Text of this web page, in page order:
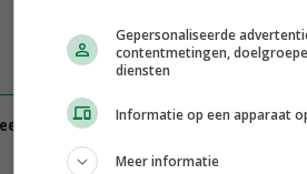
Gepersonaliseerde
contentmetingen,
diensten
Informatie op een apparaat
Meer informatie